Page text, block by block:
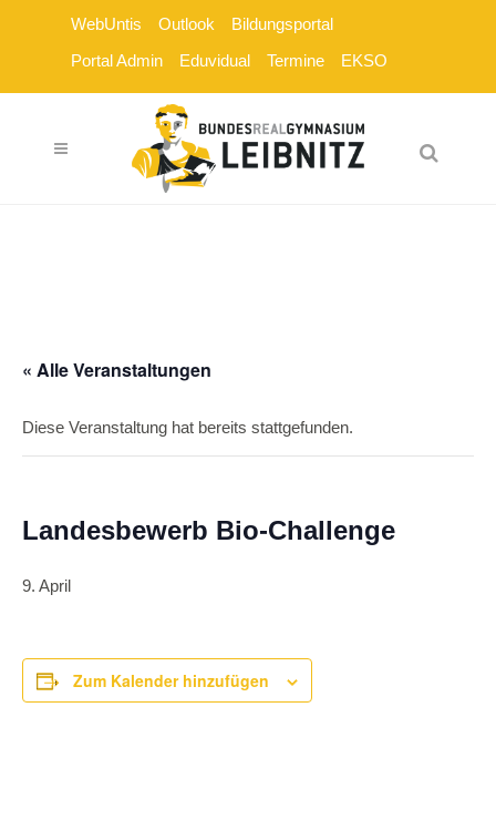
WebUntis Outlook
Bildungsportal
Portal Admin
Eduvidual Termine EKSO
« Alle Veranstaltungen
Diese Veranstaltung hat bereits stattgefunden.
Landesbewerb Bio-Challenge
9. April
Zum Kalender hinzufügen